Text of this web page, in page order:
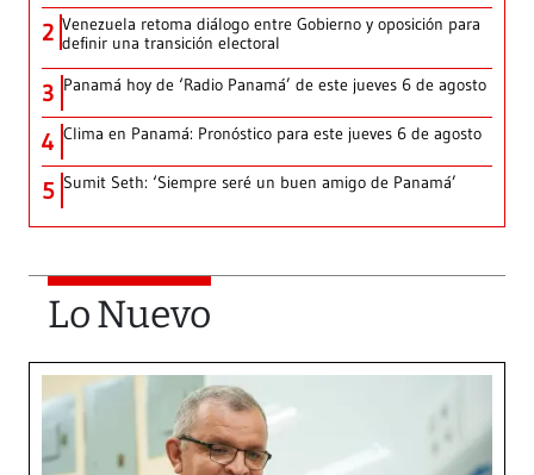
2 Venezuela retoma diálogo entre Gobierno y oposición para
definir una transición electoral
3 Panamá hoy de ‘Radio Panamá’ de este jueves 6 de agosto
4 Clima en Panamá: Pronóstico para este jueves 6 de agosto
5 Sumit Seth: ‘Siempre seré un buen amigo de Panamá’
Lo Nuevo